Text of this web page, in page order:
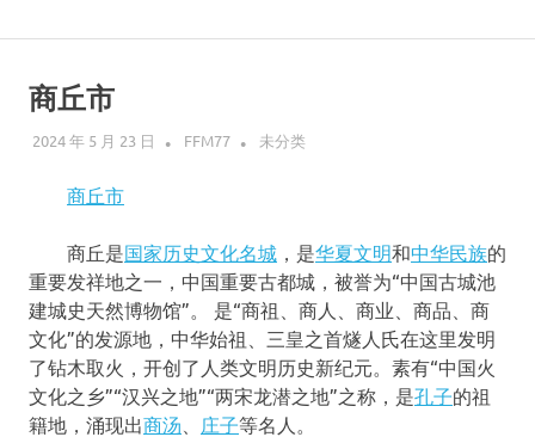
to
说
走
就
的
旅
行
商丘市
2024 年 5 月 23 日 FFM77 未分类
商丘市
商丘是国家历史文化名城 ，是华夏文明和中华民族的
重要发祥地之一，中国重要古都城，被誉为“中国古城池
建城史天然博物馆”。 是“商祖、商人、商业、商品、商
文化”的发源地，中华始祖、三皇之首燧人氏在这里发明
了钻木取火，开创了人类文明历史新纪元。素有“中国火
文化之乡”“汉兴之地”“两宋龙潜之地”之称，是孔子的祖
籍地，涌现出商汤 庄子等名人。